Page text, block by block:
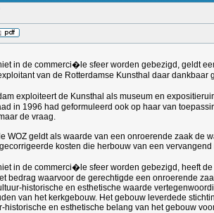
in de commerci�le sfeer worden gebezigd, geldt
van de Rotterdamse Kunsthal daar
exploiteert de Kunsthal als museum en
in 1996 had geformuleerd ook op haar van
de vraag.
WOZ geldt als waarde van een onroerende zaak de
kosten die herbouw van een
in de commerci�le sfeer worden gebezigd, heeft
bedrag waarvoor de gerechtigde een onroerende
historische en esthetische waarde
van het kerkgebouw. Het gebouw leverdede
historische en esthetische belang van het gebouw